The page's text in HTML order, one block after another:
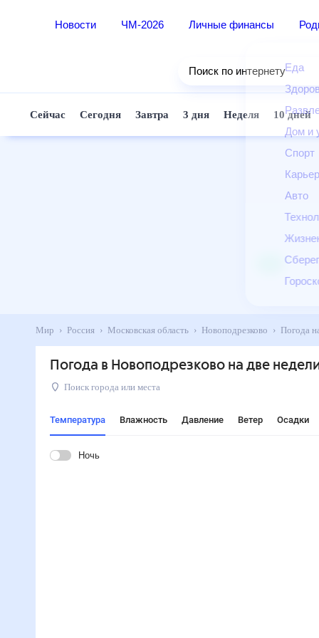
Новости ЧМ-2026 Личные финансы
Еда
Дом
Спорт
Авто
Поиск по интернету
Сейчас Сегодня Завтра 3 дня Неделя 10
Мир Россия Московская область Новоподрезково
Погода в Новоподрезково на две
Поиск города или места
Температура Влажность Давление Ветер Осадки
Ночь